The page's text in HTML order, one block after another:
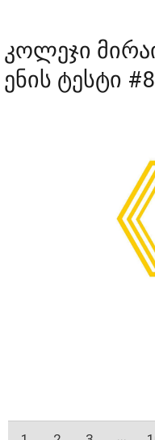
კოლეჯი
ენის ტესტი